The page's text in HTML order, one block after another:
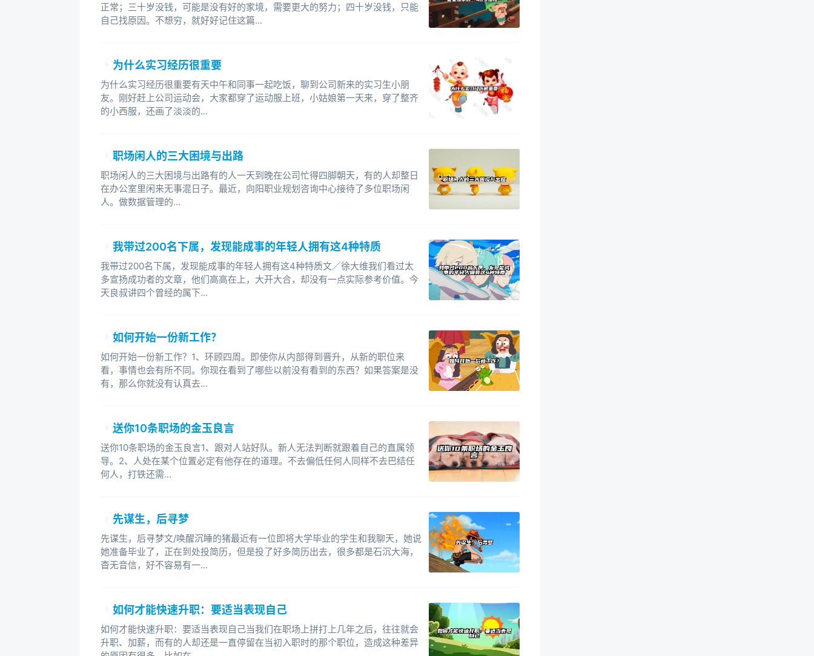
正常；三十岁没钱，可能是没有好的家境，需要更大的努力；四十岁没钱，只能
自己找原因。不想穷，就好好记住这篇...
为什么实习经历很重要
为什么实习经历很重要有天中午和同事一起吃饭，聊到公司新来的实习生小朋
友。刚好赶上公司运动会，大家都穿了运动服上班，小姑娘第一天来，穿了整齐
的小西服，还画了淡淡的...
职场闲人的三大困境与出路
职场闲人的三大困境与出路有的人一天到晚在公司忙得四脚朝天，有的人却整日
在办公室里闲来无事混日子。最近，向阳职业规划咨询中心接待了多位职场闲
人。做数据管理的...
我带过200名下属，发现能成事的年轻人拥有这4种特质
我带过200名下属，发现能成事的年轻人拥有这4种特质文／徐大维我们看过太
多宣扬成功者的文章，他们高高在上，大开大合，却没有一点实际参考价值。今
天良叔讲四个曾经的属下...
如何开始一份新工作？
如何开始一份新工作？1、环顾四周。即使你从内部得到晋升，从新的职位来
看，事情也会有所不同。你现在看到了哪些以前没有看到的东西？如果答案是没
有，那么你就没有认真去...
送你10条职场的金玉良言
送你10条职场的金玉良言1、跟对人站好队。新人无法判断就跟着自己的直属领
导。2、人处在某个位置必定有他存在的道理。不去偏低任何人同样不去巴结任
何人，打铁还需...
先谋生，后寻梦
先谋生，后寻梦文/唤醒沉睡的猪最近有一位即将大学毕业的学生和我聊天，她说
她准备毕业了，正在到处投简历，但是投了好多简历出去，很多都是石沉大海，
杳无音信，好不容易有一...
如何才能快速升职：要适当表现自己
如何才能快速升职：要适当表现自己当我们在职场上拼打上几年之后，往往就会
升职、加薪，而有的人却还是一直停留在当初入职时的那个职位，造成这种差异